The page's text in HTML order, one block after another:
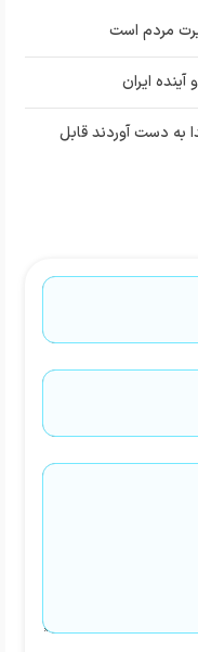
ایران
به دست آوردند قابل